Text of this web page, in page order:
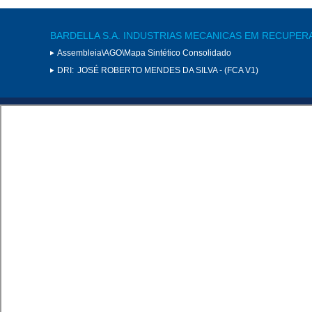
BARDELLA S.A. INDUSTRIAS MECANICAS EM
Assembleia\AGO\Mapa Sintético Consolidado
DRI: JOSÉ ROBERTO MENDES DA SILVA - (FCA V1)